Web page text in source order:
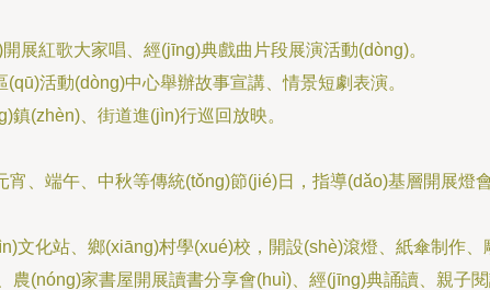
紅歌大家唱、經(jīng)典戲曲片段展演活動(dòng)。
活動(dòng)中心舉辦故事宣講、情景短劇表演。
、街道進(jìn)行巡回放映。
、端午、中秋等傳統(tǒng)節(jié)日，指導(dǎo)基層開展燈會
文化站、鄉(xiāng)村學(xué)校，開設(shè)滾燈、紙傘制作、
、農(nóng)家書屋開展讀書分享會(huì)、經(jīng)典誦讀、親